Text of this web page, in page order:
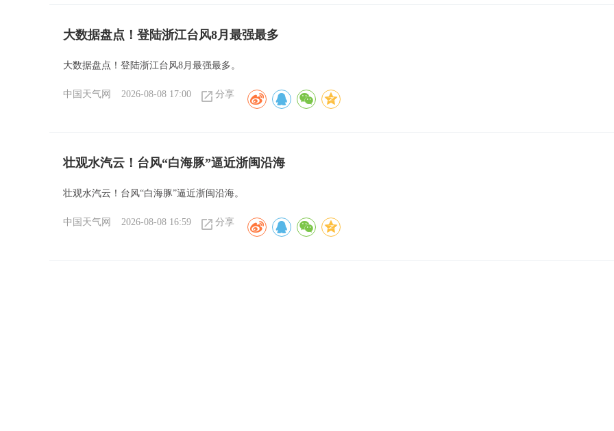
大数据盘点！登陆浙江台风8月最强最多
大数据盘点！登陆浙江台风8月最强最多。
中国天气网 2026-08-08 17:00 分享
壮观水汽云！台风“白海豚”逼近浙闽沿海
壮观水汽云！台风“白海豚”逼近浙闽沿海。
中国天气网 2026-08-08 16:59 分享